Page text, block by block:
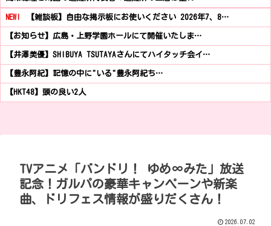
NEW! 【雑談板】自由な掲示板にお使いください 2026年7、8…
【お知らせ】広島・上野学園ホールにて開催いたしま…
【井澤美優】SHIBUYA TSUTAYAさんにてハイタッチ会イ…
【豊永阿紀】記憶の中に"いる"豊永阿紀ち…
【HKT48】頭の良い2人
TVアニメ「バンドリ！ ゆめ∞みた」放送
記念！ガルパの豪華キャンペーンや新楽
曲、ドリフェス情報が盛りだくさん！
2026.07.02